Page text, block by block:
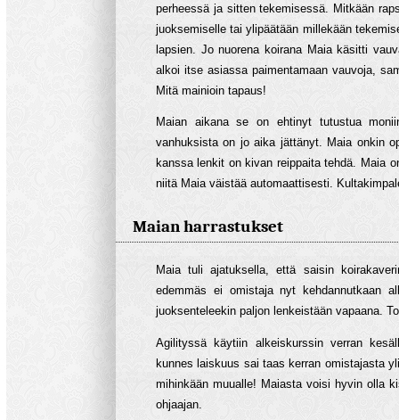
perheessä ja sitten tekemisessä. Mitkään
juoksemiselle tai ylipäätään millekään
lapsien. Jo nuorena koirana Maia käsitti
alkoi itse asiassa paimentamaan vauvoja,
Mitä mainioin tapaus!
Maian aikana se on ehtinyt tutustua
vanhuksista on jo aika jättänyt. Maia onkin
kanssa lenkit on kivan reippaita tehdä. Maia
niitä Maia väistää automaattisesti.
Maian harrastukset
Maia tuli ajatuksella, että saisin
edemmäs ei omistaja nyt kehdannutkaan
juoksenteleekin paljon lenkeistään vapaana.
Agilityssä käytiin alkeiskurssin verran
kunnes laiskuus sai taas kerran omistajasta
mihinkään muualle! Maiasta voisi hyvin olla
ohjaajan.